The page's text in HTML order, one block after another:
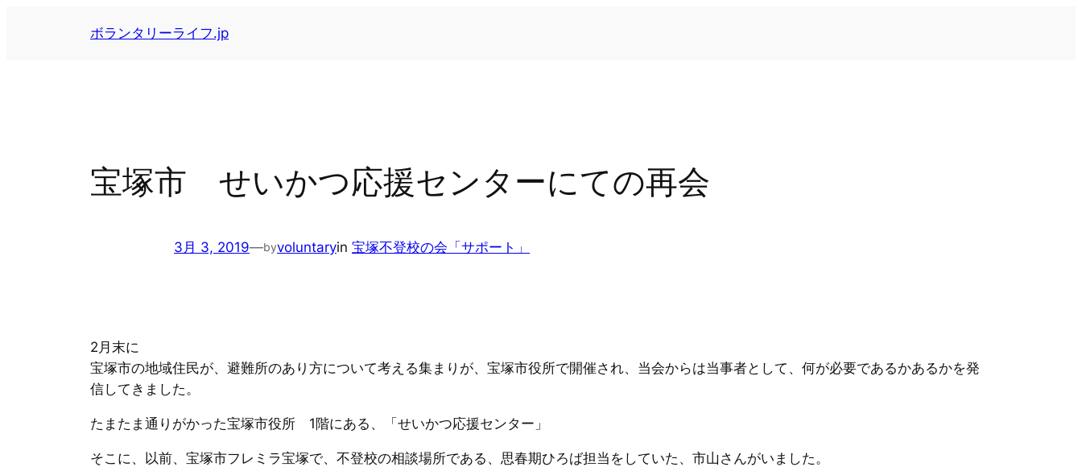
ボランタリーライフ.jp
宝塚市 せいかつ応援センターにての再会
3月 3, 2019—byvoluntaryin 宝塚不登校の会「サポート」
2月末に
宝塚市の地域住民が、避難所のあり方について考える集まりが、宝塚市役所で開催され、当会からは当事者として、何が必要であるかあるかを発
信してきました。
たまたま通りがかった宝塚市役所 1階にある、「せいかつ応援センター」
そこに、以前、宝塚市フレミラ宝塚で、不登校の相談場所である、思春期ひろば担当をしていた、市山さんがいました。